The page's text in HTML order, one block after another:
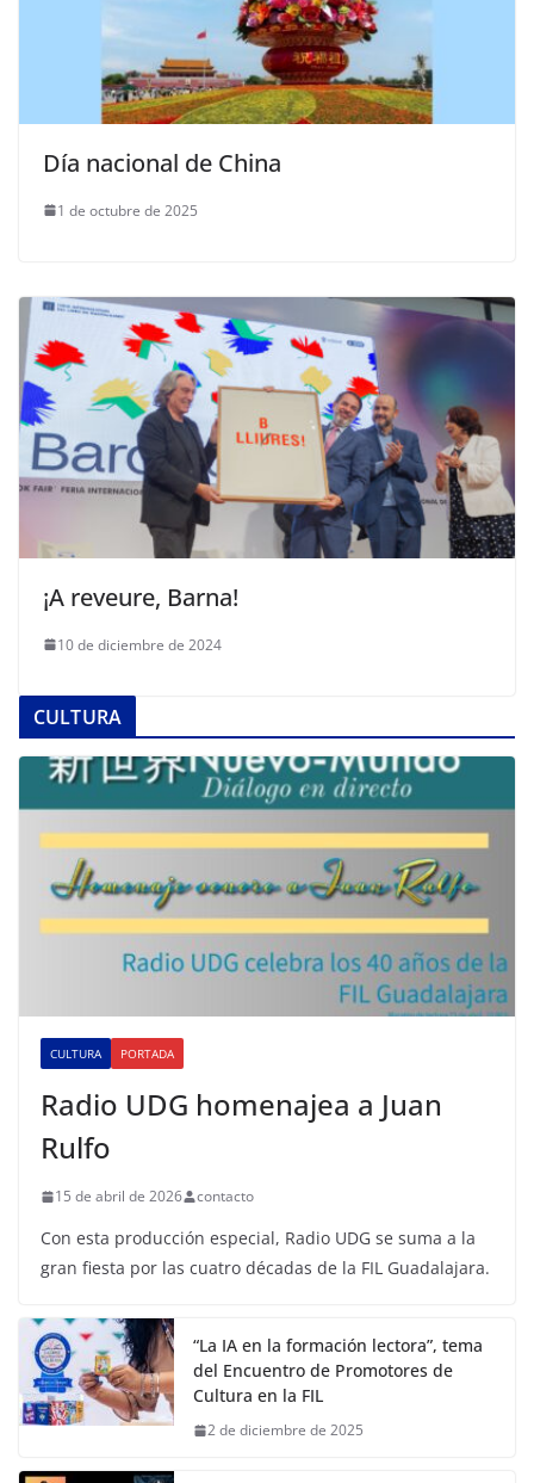
Día nacional de China
1 de octubre de 2025
¡A reveure, Barna!
10 de diciembre de 2024
CULTURA
CULTURA PORTADA
Radio UDG homenajea a Juan
Rulfo
15 de abril de 2026 contacto
Con esta producción especial, Radio UDG se suma a la
gran fiesta por las cuatro décadas de la FIL Guadalajara.
“La IA en la formación lectora”, tema
del Encuentro de Promotores de
Cultura en la FIL
2 de diciembre de 2025